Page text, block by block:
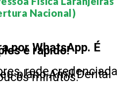
Nacional)​
por WhatsApp. É
e rápido!
rede credenciada
plano Amil Dental
minutos.